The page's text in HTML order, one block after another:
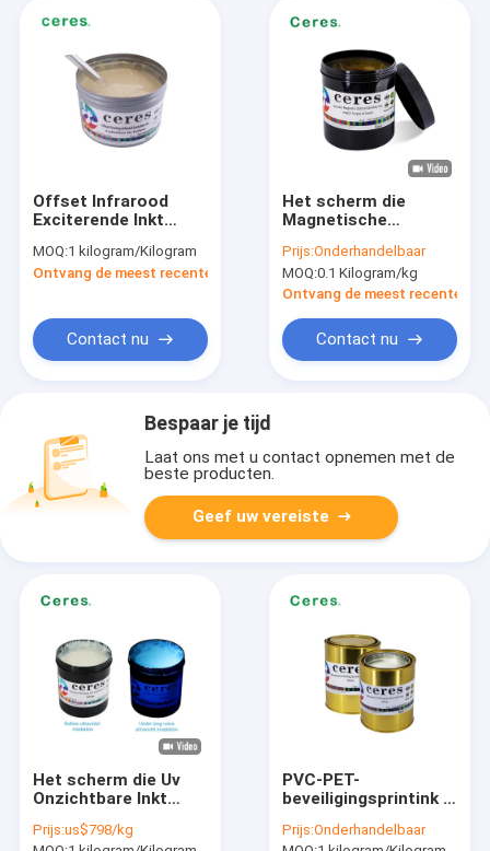
Offset Infrarood
Exciterende Inkt
MOQ:1 kilogram/Kilogram
Ontvang de meest recente Prijs
Contact nu
Het scherm die
Magnetische
Inktyym27 Purple
drukken aan Groen
Prijs:Onderhandelbaar
MOQ:0.1 Kilogram/kg
Ontvang de meest recente
Contact nu
Bespaar je tijd
Laat ons met u contact opnemen met de
beste producten.
Geef uw vereiste
Het scherm die Uv
Onzichtbare Inkt
Normale Droog
Prijs:us$798/kg
PVC-PET-
beveiligingsprintink 1
op basis van water
Prijs:Onderhandelbaar